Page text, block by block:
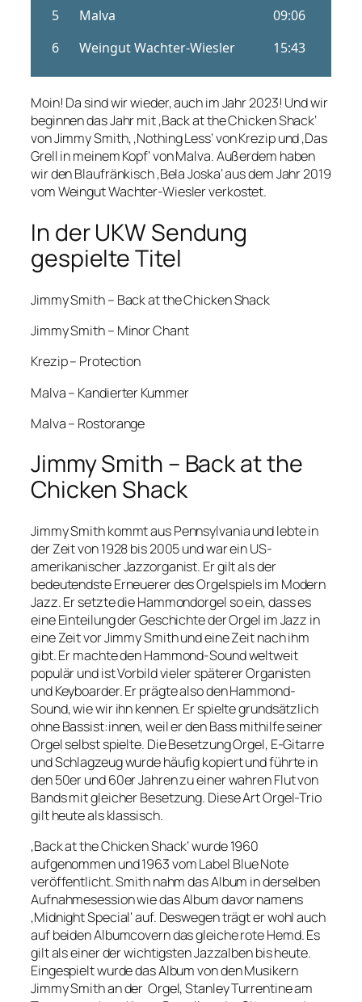
Moin! Da sind wir wieder, auch im Jahr 2023! Und wir
beginnen das Jahr mit ‚Back at the Chicken Shack‘
von Jimmy Smith, ‚Nothing Less‘ von Krezip und ‚Das
Grell in meinem Kopf‘ von Malva. Außerdem haben
wir den Blaufränkisch ‚Bela Joska‘ aus dem Jahr 2019
vom Weingut Wachter-Wiesler verkostet.
In der UKW Sendung
gespielte Titel
Jimmy Smith – Back at the Chicken Shack
Jimmy Smith – Minor Chant
Krezip – Protection
Malva – Kandierter Kummer
Malva – Rostorange
Jimmy Smith – Back at the
Chicken Shack
Jimmy Smith kommt aus Pennsylvania und lebte in
der Zeit von 1928 bis 2005 und war ein US-
amerikanischer Jazzorganist. Er gilt als der
bedeutendste Erneuerer des Orgelspiels im Modern
Jazz. Er setzte die Hammondorgel so ein, dass es
eine Einteilung der Geschichte der Orgel im Jazz in
eine Zeit vor Jimmy Smith und eine Zeit nach ihm
gibt. Er machte den Hammond-Sound weltweit
populär und ist Vorbild vieler späterer Organisten
und Keyboarder. Er prägte also den Hammond-
Sound, wie wir ihn kennen. Er spielte grundsätzlich
ohne Bassist:innen, weil er den Bass mithilfe seiner
Orgel selbst spielte. Die Besetzung Orgel, E-Gitarre
und Schlagzeug wurde häufig kopiert und führte in
den 50er und 60er Jahren zu einer wahren Flut von
Bands mit gleicher Besetzung. Diese Art Orgel-Trio
gilt heute als klassisch.
‚Back at the Chicken Shack‘ wurde 1960
aufgenommen und 1963 vom Label Blue Note
veröffentlicht. Smith nahm das Album in derselben
Aufnahmesession wie das Album davor namens
‚Midnight Special‘ auf. Deswegen trägt er wohl auch
auf beiden Albumcovern das gleiche rote Hemd. Es
gilt als einer der wichtigsten Jazzalben bis heute.
Eingespielt wurde das Album von den Musikern
Jimmy Smith an der Orgel, Stanley Turrentine am